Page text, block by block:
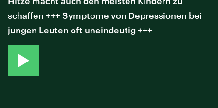
schaffen +++ Symptome von Depressionen bei
jungen Leuten oft uneindeutig +++